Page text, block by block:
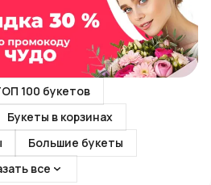
100 букетов
Букеты в корзинах
Большие букеты
все